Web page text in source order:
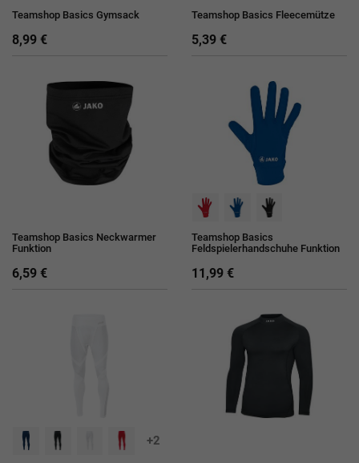
Teamshop Basics Gymsack
8,99 €
Teamshop Basics Fleecemütze
5,39 €
Teamshop Basics Neckwarmer
Funktion
6,59 €
Teamshop Basics
Feldspielerhandschuhe Funktion
11,99 €
+2